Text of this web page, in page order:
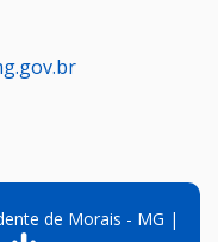
de Morais - MG |